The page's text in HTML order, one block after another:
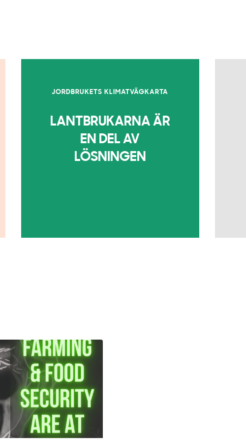
JORDBRUKETS KLIMATVÄGKARTA
LANTBRUKARNA ÄR
EN DEL AV
LÖSNINGEN